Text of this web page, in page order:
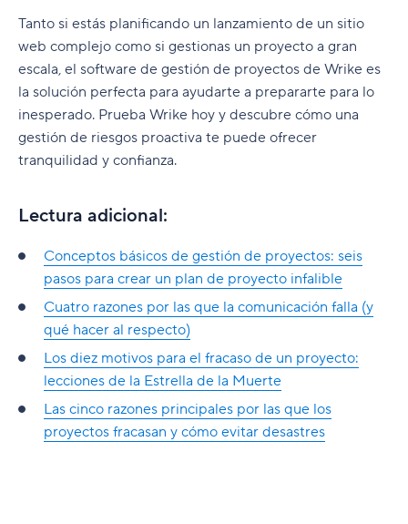
Tanto si estás planificando un lanzamiento de un sitio
web complejo como si gestionas un proyecto a gran
escala, el software de gestión de proyectos de Wrike es
la solución perfecta para ayudarte a prepararte para lo
inesperado. Prueba Wrike hoy y descubre cómo una
gestión de riesgos proactiva te puede ofrecer
tranquilidad y confianza.
Lectura adicional:
Conceptos básicos de gestión de proyectos: seis
pasos para crear un plan de proyecto infalible
Cuatro razones por las que la comunicación falla (y
qué hacer al respecto)
Los diez motivos para el fracaso de un proyecto:
lecciones de la Estrella de la Muerte
Las cinco razones principales por las que los
proyectos fracasan y cómo evitar desastres